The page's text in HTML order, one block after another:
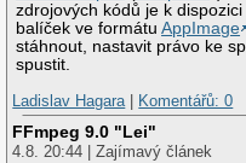
zdrojových kódů je k dispozici
balíček ve formátuAppImage
stáhnout, nastavit právo ke
spustit.
Ladislav Hagara
Komentářů: 0
FFmpeg 9.0 "Lei"
4.8. 20:44 | Zajímavý článek